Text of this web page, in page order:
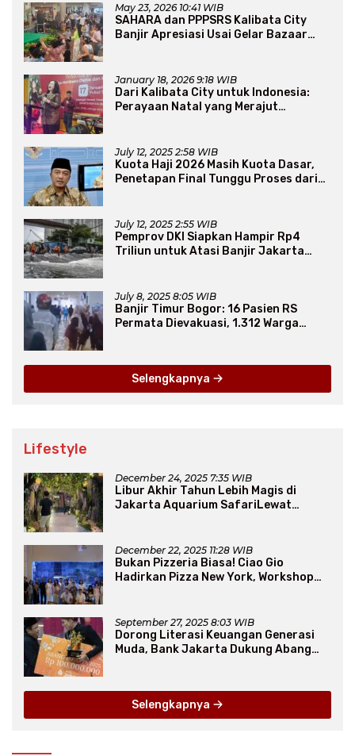
May 23, 2026 10:41 WIB
SAHARA dan PPPSRS Kalibata City
Banjir Apresiasi Usai Gelar Bazaar
January 18, 2026 9:18 WIB
Dari Kalibata City untuk Indonesia:
Perayaan Natal yang Merajut
July 12, 2025 2:58 WIB
Kuota Haji 2026 Masih Kuota Dasar,
Penetapan Final Tunggu Proses dari
July 12, 2025 2:55 WIB
Pemprov DKI Siapkan Hampir Rp4
Triliun untuk Atasi Banjir Jakarta
July 8, 2025 8:05 WIB
Banjir Timur Bogor: 16 Pasien RS
Permata Dievakuasi, 1.312 Warga
Selengkapnya
Lifestyle
December 24, 2025 7:35 WIB
Libur Akhir Tahun Lebih Magis di
Jakarta Aquarium SafariLewat
December 22, 2025 11:28 WIB
Bukan Pizzeria Biasa! Ciao Gio
Hadirkan Pizza New York, Workshop
September 27, 2025 8:03 WIB
Dorong Literasi Keuangan Generasi
Muda, Bank Jakarta Dukung Abang
Selengkapnya